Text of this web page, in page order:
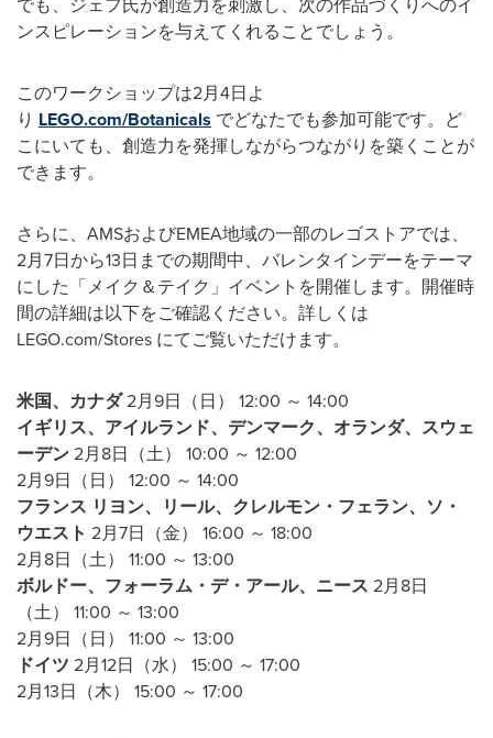
ンスピレーションを与えてくれることでしょう。
このワークショップは2月4日よ
り LEGO.com/Botanicals でどなたでも参加可能です。ど
こにいても、創造力を発揮しながらつながりを築くことが
できます。
さらに、AMSおよびEMEA地域の一部のレゴストアでは、
2月7日から13日までの期間中、バレンタインデーをテーマ
にした「メイク＆テイク」イベントを開催します。開催時
間の詳細は以下をご確認ください。詳しくは
LEGO.com/Stores にてご覧いただけます。
米国、カナダ2月9日（日） 12:00 ～ 14:00
イギリス、アイルランド、デンマーク、オランダ、スウェ
ーデン2月8日（土） 10:00 ～ 12:00
2月9日（日） 12:00 ～ 14:00
フランス リヨン、リール、クレルモン・フェラン、ソ・
ウエスト 2月7日（金） 16:00 ～ 18:00
2月8日（土） 11:00 ～ 13:00
ボルドー、フォーラム・デ・アール、ニース 2月8日
（土） 11:00 ～ 13:00
2月9日（日） 11:00 ～ 13:00
ドイツ 2月12日（水） 15:00 ～ 17:00
2月13日（木） 15:00 ～ 17:00